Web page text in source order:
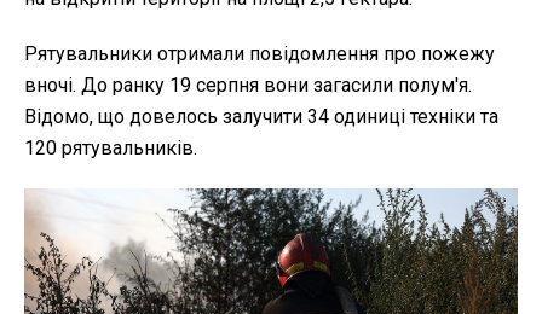
Рятувальники отримали повідомлення про пожежу
вночі. До ранку 19 серпня вони загасили полум'я.
Відомо, що довелось залучити 34 одиниці техніки та
120 рятувальників.